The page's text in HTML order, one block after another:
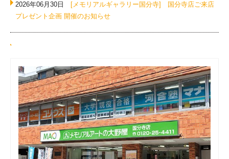
2026年06月30日 [メモリアルギャラリー国分寺]
国分寺店ご来店
プレゼント企画 開催のお知らせ
2026年06月03日 [メモリアルギャラリー国分寺]
夫婦位牌をご存
じですか？
2026年05月27日 [メモリアルギャラリー国分寺]
2026年 お盆大感
謝フェア 開催